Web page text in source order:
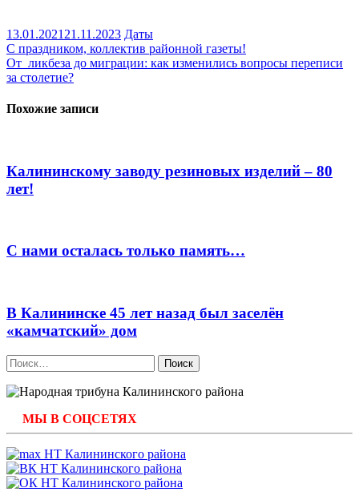
13.01.2021 21.11.2023 Даты
Навигация
по
С праздником, коллектив районной газеты!
От ликбеза до миграции: как изменились вопросы переписи
за столетие?
Похожие записи
Калининскому заводу резиновых изделий – 80
лет!
С нами осталась только память…
В Калининске 45 лет назад был заселён
«камчатский» дом
Найти:
МЫ В СОЦСЕТЯХ